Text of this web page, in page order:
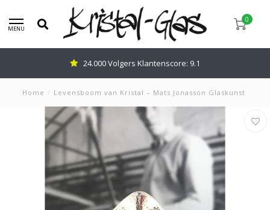
MENU
0
24.000 Volgers Klantenscore: 9.1
Home / Levensboom van Kristal – Mats Jonasson Glaskunst